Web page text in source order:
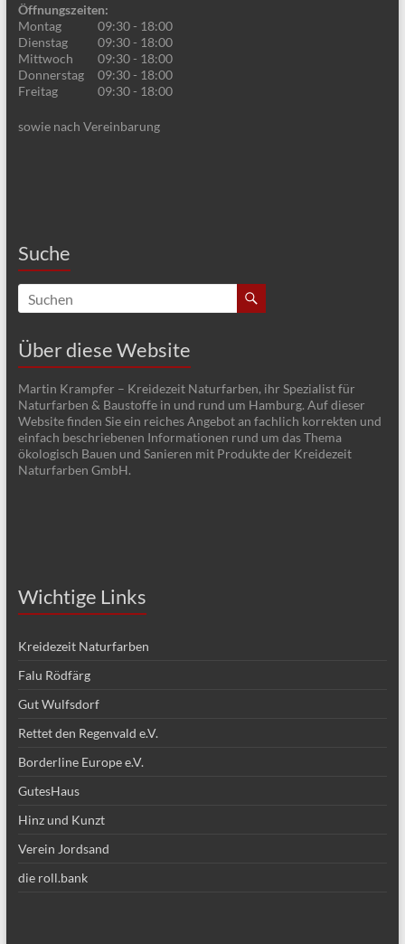
Öffnungszeiten:
Montag
09:30 - 18:00
Dienstag
09:30 - 18:00
Mittwoch
09:30 - 18:00
Donnerstag
09:30 - 18:00
Freitag
09:30 - 18:00
sowie nach Vereinbarung
Suche
Über diese Website
Martin Krampfer – Kreidezeit Naturfarben, ihr Spezialist für
Naturfarben & Baustoffe in und rund um Hamburg. Auf dieser
Website finden Sie ein reiches Angebot an fachlich korrekten und
einfach beschriebenen Informationen rund um das Thema
ökologisch Bauen und Sanieren mit Produkte der Kreidezeit
Naturfarben GmbH.
Wichtige Links
Kreidezeit Naturfarben
Falu Rödfärg
Gut Wulfsdorf
Rettet den Regenvald e.V.
Borderline Europe e.V.
GutesHaus
Hinz und Kunzt
Verein Jordsand
die roll.bank